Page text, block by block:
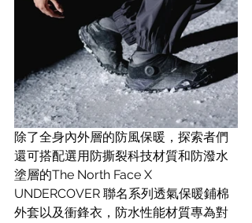
除了全身內外層的防風保暖，探索者們
還可搭配選用防撕裂科技材質和防潑水
塗層的The North Face X
UNDERCOVER 聯名系列透氣保暖鋪棉
外套以及衝鋒衣，防水性能材質專為對